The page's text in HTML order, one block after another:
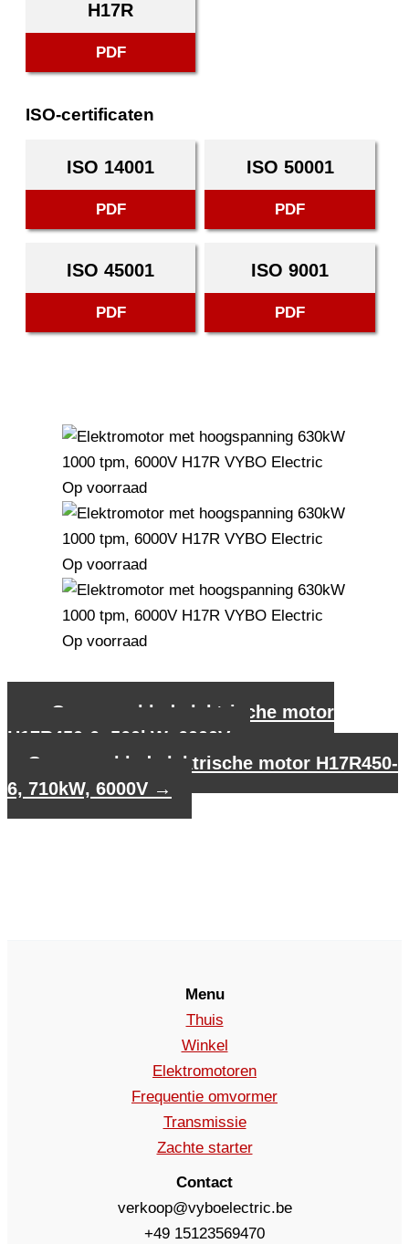
H17R
PDF
ISO-certificaten
ISO 14001
PDF
ISO 50001
PDF
ISO 45001
PDF
ISO 9001
PDF
Gegevensblad elektrische motor
H17R450-6, 560kW, 6000V
Gegevensblad elektrische motor H17R450-
6, 710kW, 6000V →
Menu
Thuis
Winkel
Elektromotoren
Frequentie omvormer
Transmissie
Zachte starter
Contact
verkoop@vyboelectric.be
+49 15123569470